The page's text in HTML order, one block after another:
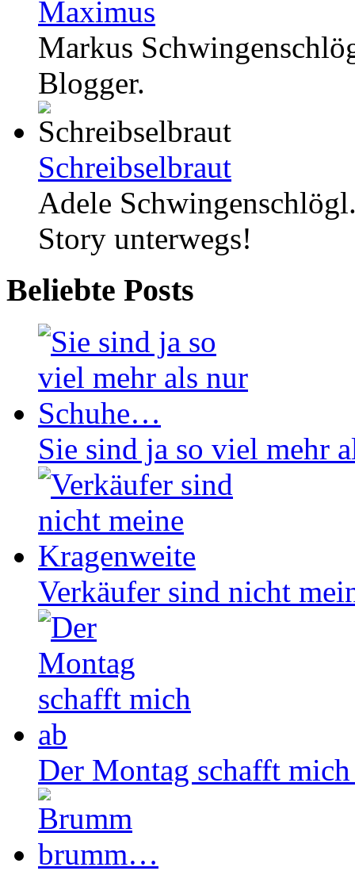
Maximus
Markus
Blogger.
Schreibselbraut
Adele
Story unterwegs!
Beliebte Posts
Sie sind ja so viel mehr
Verkäufer sind nicht
Der Montag schafft mich